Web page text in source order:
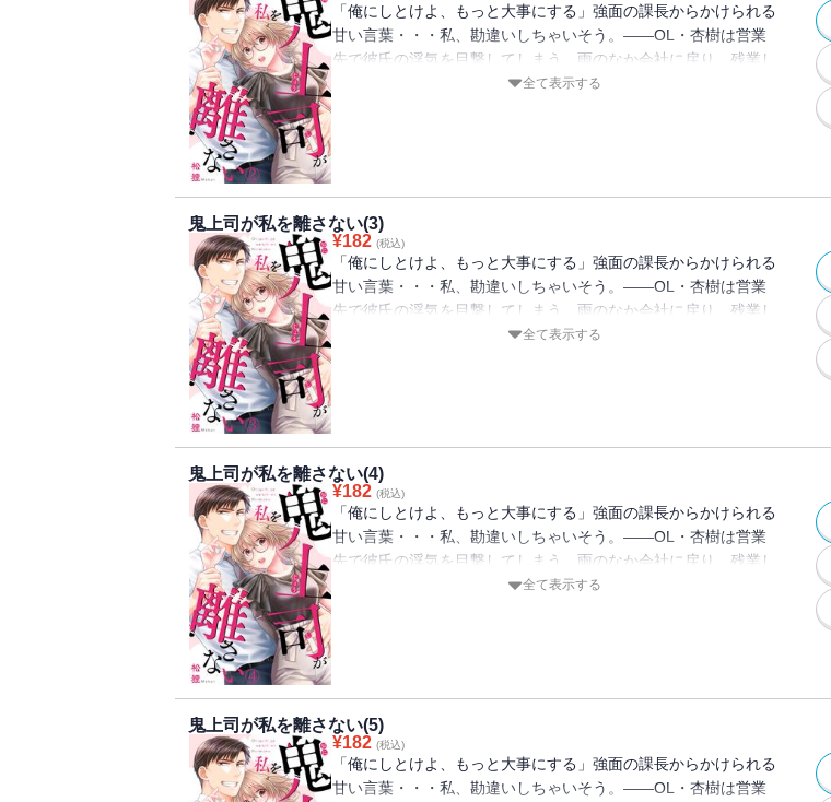
「俺にしとけよ、もっと大事にする」強面の課長からかけられる
甘い言葉・・・私、勘違いしちゃいそう。――OL・杏樹は営業
先で彼氏の浮気を目撃してしまう。雨のなか会社に戻り、残業し
ながら落ち込んでいると優しくジャケットをかぶせてくれる男性
きれない彼氏が再び接近してきて・・・
全て表示する
鬼上司が私を離さない(3)
¥182 (税込)
「俺にしとけよ、もっと大事にする」強面の課長からかけられる
甘い言葉・・・私、勘違いしちゃいそう。――OL・杏樹は営業
先で彼氏の浮気を目撃してしまう。雨のなか会社に戻り、残業し
ながら落ち込んでいると優しくジャケットをかぶせてくれる男性
全て表示する
鬼上司が私を離さない(4)
¥182 (税込)
「俺にしとけよ、もっと大事にする」強面の課長からかけられる
甘い言葉・・・私、勘違いしちゃいそう。――OL・杏樹は営業
先で彼氏の浮気を目撃してしまう。雨のなか会社に戻り、残業し
ながら落ち込んでいると優しくジャケットをかぶせてくれる男性
きれない彼氏が再び接近してきて・・・
全て表示する
鬼上司が私を離さない(5)
¥182 (税込)
「俺にしとけよ、もっと大事にする」強面の課長からかけられる
甘い言葉・・・私、勘違いしちゃいそう。――OL・杏樹は営業